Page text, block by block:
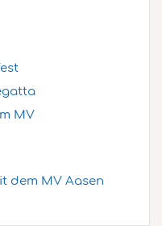
MV
dem MV Aasen